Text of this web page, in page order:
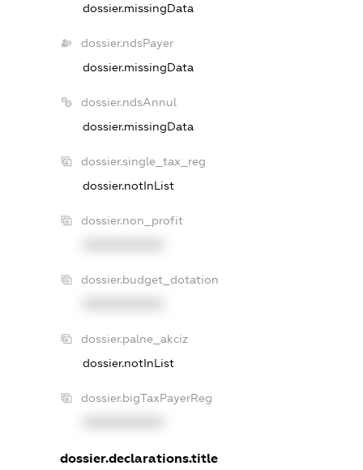
dossier.missingData
dossier.ndsPayer
dossier.missingData
dossier.ndsAnnul
dossier.missingData
dossier.single_tax_reg
dossier.notInList
dossier.non_profit
dossier.budget_dotation
dossier.palne_akciz
dossier.notInList
dossier.bigTaxPayerReg
dossier.declarations.title